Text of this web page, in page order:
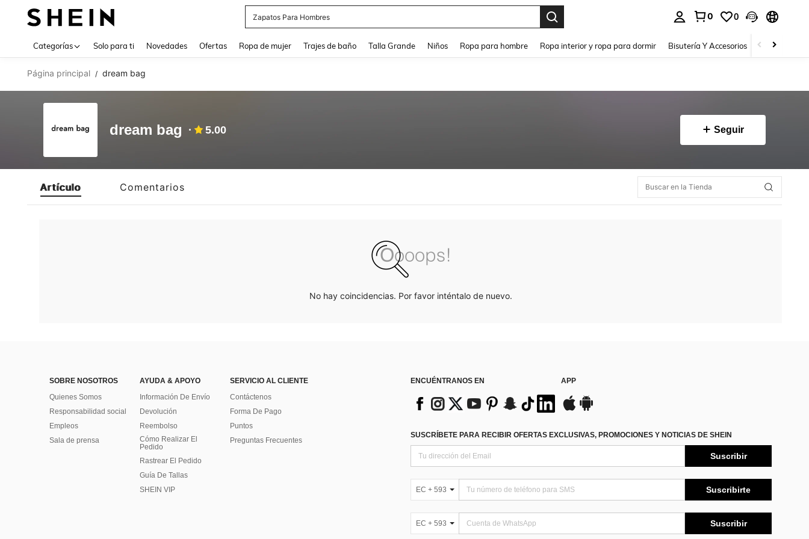
Zapatos Para Hombres
0 0
Categorías Solo para ti Novedades Ofertas Ropa de mujer Trajes de baño Talla Grande Niños Ropa para hombre Ropa interior y ropa para dormir Bisutería Y Accesorios Zapatos
Página principal / dream bag
dream bag 5.00 Seguir
Artículo Comentarios
No hay coincidencias. Por favor inténtalo de nuevo.
SOBRE NOSOTROS
Quienes Somos
Responsabilidad social
Empleos
Sala de prensa
AYUDA & APOYO
Información De Envío
Devolución
Reembolso
Cómo Realizar El
Pedido
Rastrear El Pedido
Guía De Tallas
SHEIN VIP
SERVICIO AL CLIENTE
Contáctenos
Forma De Pago
Puntos
Preguntas Frecuentes
ENCUÉNTRANOS EN APP
SUSCRÍBETE PARA RECIBIR OFERTAS EXCLUSIVAS, PROMOCIONES Y NOTICIAS DE SHEIN
Suscribir
EC + 593 Suscribirte
EC + 593 Suscribir